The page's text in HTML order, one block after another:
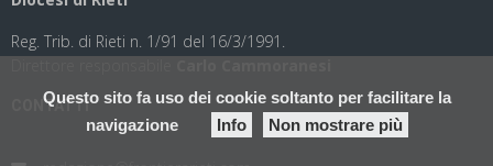
Questo sito fa uso dei cookie soltanto per facilitare la
navigazione
Info Non mostrare più
Reg. Trib. di Rieti n. 1/91 del 16/3/1991.
CONTATTI